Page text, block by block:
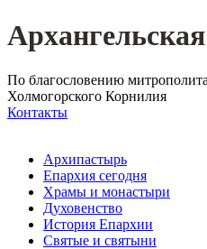
По благословению
Холмогорского Корнилия
Контакты
Архипастырь
Епархия сегодня
Храмы и монастыри
Духовенство
История Епархии
Святые и святыни